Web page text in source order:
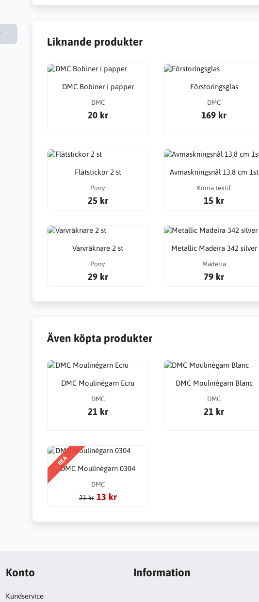
Liknande produkter
DMC Bobiner i papper
DMC
20 kr
Förstoringsglas
DMC
169 kr
Flätstickor 2 st
Pony
25 kr
Avmaskningsnål 13,8 cm 1st
Kinna textil
15 kr
Varvräknare 2 st
Pony
29 kr
Metallic Madeira 342 silver
Madeira
79 kr
Även köpta produkter
DMC Moulinégarn Ecru
DMC
21 kr
DMC Moulinégarn Blanc
DMC
21 kr
REA
DMC Moulinégarn 0304
DMC
21 kr 13 kr
Konto
Kundservice
Information